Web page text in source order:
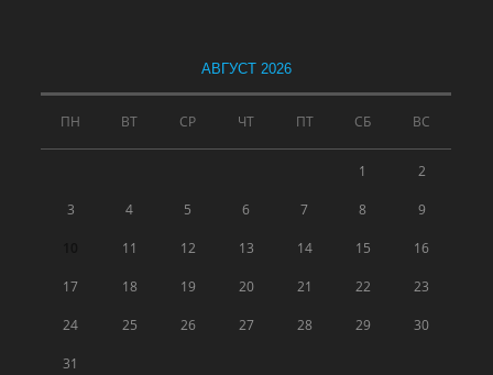
АВГУСТ 2026
ПН ВТ СР ЧТ ПТ СБ ВС
1 2
3 4 5 6 7 8 9
11 12 13 14 15 16
17 18 19 20 21 22 23
24 25 26 27 28 29 30
31